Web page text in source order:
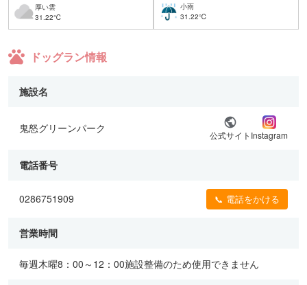
厚い雲
31.22℃
小雨
31.22℃
ドッグラン情報
施設名
鬼怒グリーンパーク 公式サイト Instagram
電話番号
0286751909 📞 電話をかける
営業時間
毎週木曜8：00～12：00施設整備のため使用できません